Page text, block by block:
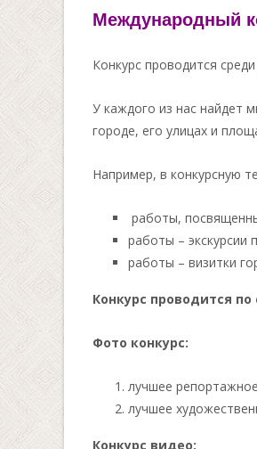
Международный
Конкурс проводится
У каждого из нас найдет
городе, его улицах и
Например, в конкурсную
работы,
работы – экскурсии
работы – визитки
Конкурс проводится
Фото конкурс:
лучшее
лучшее
Конкурс видео: